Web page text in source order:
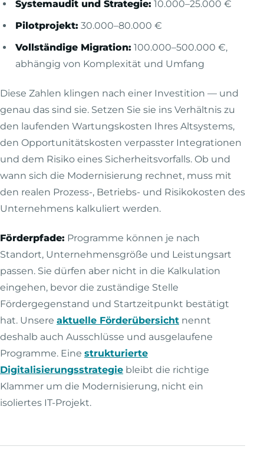
Systemaudit und Strategie: 10.000–25.000 €
Pilotprojekt: 30.000–80.000 €
Vollständige Migration: 100.000–500.000 €,
abhängig von Komplexität und Umfang
Diese Zahlen klingen nach einer Investition — und
genau das sind sie. Setzen Sie sie ins Verhältnis zu
den laufenden Wartungskosten Ihres Altsystems,
den Opportunitätskosten verpasster Integrationen
und dem Risiko eines Sicherheitsvorfalls. Ob und
wann sich die Modernisierung rechnet, muss mit
den realen Prozess-, Betriebs- und Risikokosten des
Unternehmens kalkuliert werden.
Förderpfade: Programme können je nach
Standort, Unternehmensgröße und Leistungsart
passen. Sie dürfen aber nicht in die Kalkulation
eingehen, bevor die zuständige Stelle
Fördergegenstand und Startzeitpunkt bestätigt
hat. Unsere aktuelle Förderübersicht nennt
deshalb auch Ausschlüsse und ausgelaufene
Programme. Eine strukturierte
Digitalisierungsstrategie bleibt die richtige
Klammer um die Modernisierung, nicht ein
isoliertes IT-Projekt.